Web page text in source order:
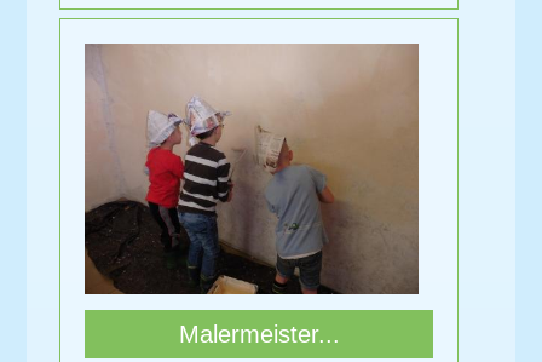
Malermeister...